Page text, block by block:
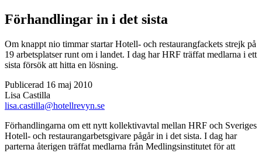
Förhandlingar in i det sista
Om knappt nio timmar startar Hotell- och restaurangfackets strejk på
19 arbetsplatser runt om i landet. I dag har HRF träffat medlarna i ett
sista försök att hitta en lösning.
Publicerad 16 maj 2010
Lisa Castilla
lisa.castilla@hotellrevyn.se
Förhandlingarna om ett nytt kollektivavtal mellan HRF och Sveriges
Hotell- och restaurangarbetsgivare pågår in i det sista. I dag har
parterna återigen träffat medlarna från Medlingsinstitutet för att